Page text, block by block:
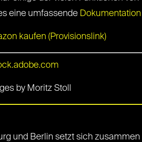
eine umfassende Dokumentation
kaufen (Provisionslink)
by Moritz Stoll
und Berlin setzt sich